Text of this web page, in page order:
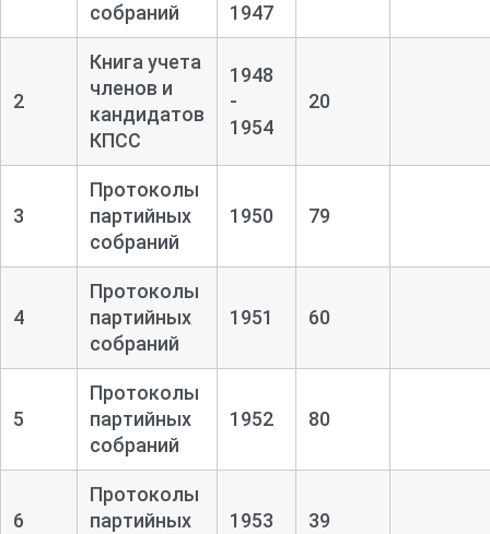
собраний
1947
2
Книга учета
членов и
кандидатов
КПСС
1948
-
1954
20
3
Протоколы
партийных
собраний
1950 79
4
Протоколы
партийных
собраний
1951 60
5
Протоколы
партийных
собраний
1952 80
6
Протоколы
партийных
1953 39